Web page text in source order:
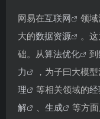
网易在互联网
领
大的数据资源
。
础。从算法优化 到
力
，为子曰大模
理
等相关领域的经
解
、 生成 等方面